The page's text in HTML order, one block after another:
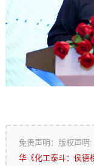
免责声明：版权声明
华《化工泰斗：侯德